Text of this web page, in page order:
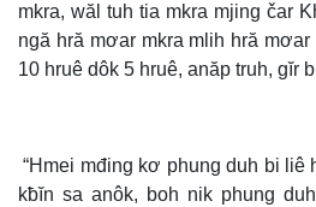
mkra, wăl tuh tia mkra mjing čar
ngă hră mơar mkra mlih hră
10 hruê dôk 5 hruê, anăp truh, gĭr
“Hmei mđing kơ phung duh bi liê
kƀĭn sa anôk, boh nik phung